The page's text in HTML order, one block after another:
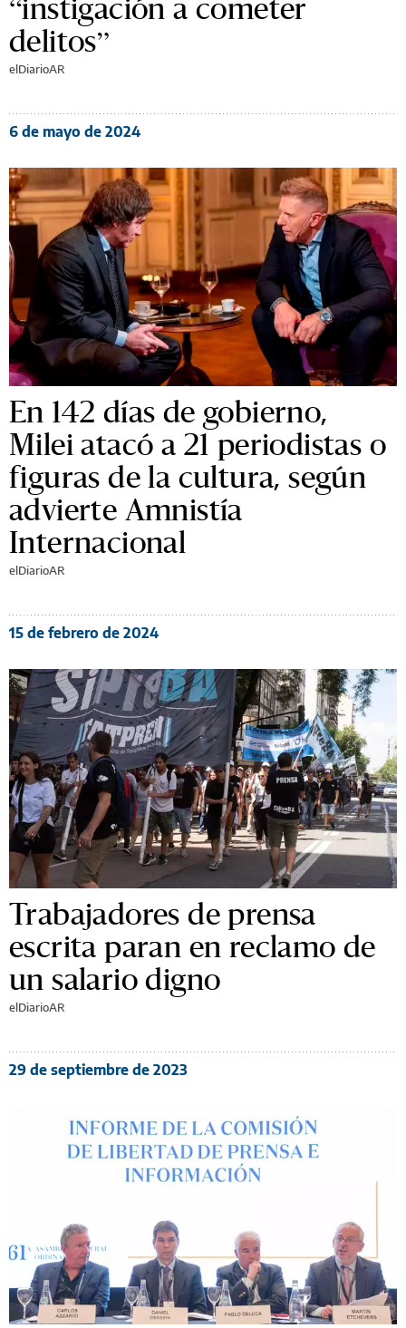
“instigación a cometer
delitos”
elDiarioAR
6 de mayo de 2024
En 142 días de gobierno,
Milei atacó a 21 periodistas o
figuras de la cultura, según
advierte Amnistía
Internacional
elDiarioAR
15 de febrero de 2024
Trabajadores de prensa
escrita paran en reclamo de
un salario digno
elDiarioAR
29 de septiembre de 2023